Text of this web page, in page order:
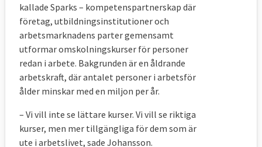
involveras inom ramen för den europeiska
planeringsterminen där kommissionen ger
rekommendationer till medlemsländerna
gällande deras ekonomiska styrning.
Enligt fördraget ochbeslut i ministerrådet
ska EU:s ledare träffa arbetsmarknadens
parter två gånger per år för att diskutera
frågor som exempelvis tillväxt och
sysselsättning. Det kallas för sociala
kallade Sparks – kompetenspartnerskap där
företag, utbildningsinstitutioner och
arbetsmarknadens parter gemensamt
utformar omskolningskurser för personer
redan i arbete. Bakgrunden är en åldrande
arbetskraft, där antalet personer i arbetsför
ålder minskar med en miljon per år.
– Vi vill inte se lättare kurser. Vi vill se riktiga
kurser, men mer tillgängliga för dem som är
ute i arbetslivet, sade Johansson.